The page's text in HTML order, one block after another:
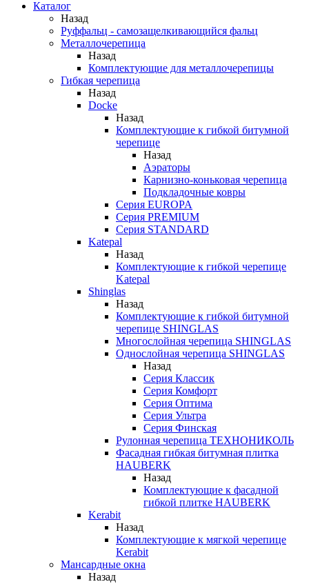
Каталог
Назад
Руффальц - самозащелкивающийся фальц
Металлочерепица
Назад
Комплектующие для металлочерепицы
Гибкая черепица
Назад
Docke
Назад
Комплектующие к гибкой битумной
черепице
Назад
Аэраторы
Карнизно-коньковая черепица
Подкладочные ковры
Серия EUROPA
Серия PREMIUM
Серия STANDARD
Katepal
Назад
Комплектующие к гибкой черепице
Katepal
Shinglas
Назад
Комплектующие к гибкой битумной
черепице SHINGLAS
Многослойная черепица SHINGLAS
Однослойная черепица SHINGLAS
Назад
Серия Классик
Серия Комфорт
Серия Оптима
Серия Ультра
Серия Финская
Рулонная черепица ТЕХНОНИКОЛЬ
Фасадная гибкая битумная плитка
HAUBERK
Назад
Комплектующие к фасадной
гибкой плитке HAUBERK
Kerabit
Назад
Комплектующие к мягкой черепице
Kerabit
Мансардные окна
Назад